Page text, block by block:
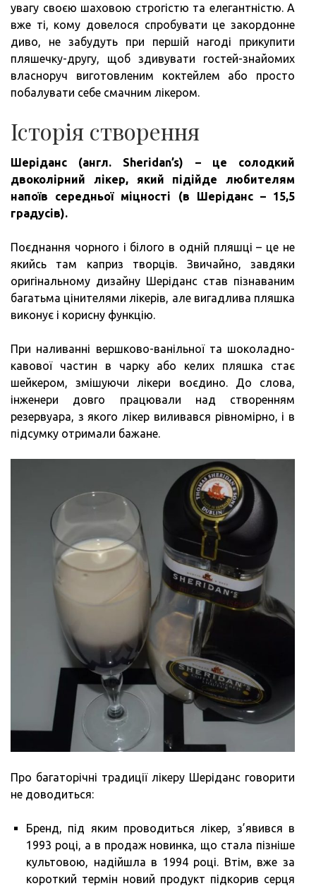
увагу своєю шаховою строгістю та елегантністю. А
вже ті, кому довелося спробувати це закордонне
диво, не забудуть при першій нагоді прикупити
пляшечку-другу, щоб здивувати гостей-знайомих
власноруч виготовленим коктейлем або просто
побалувати себе смачним лікером.
Історія створення
Шеріданс (англ. Sheridan’s) – це солодкий
двоколірний лікер, який підійде любителям
напоїв середньої міцності (в Шеріданс – 15,5
градусів).
Поєднання чорного і білого в одній пляшці – це не
якийсь там каприз творців. Звичайно, завдяки
оригінальному дизайну Шеріданс став пізнаваним
багатьма цінителями лікерів, але вигадлива пляшка
виконує і корисну функцію.
При наливанні вершково-ванільної та шоколадно-
кавової частин в чарку або келих пляшка стає
шейкером, змішуючи лікери воєдино. До слова,
інженери довго працювали над створенням
резервуара, з якого лікер виливався рівномірно, і в
підсумку отримали бажане.
Про багаторічні традиції лікеру Шеріданс говорити
не доводиться:
Бренд, під яким проводиться лікер, з’явився в
1993 році, а в продаж новинка, що стала пізніше
культовою, надійшла в 1994 році. Втім, вже за
короткий термін новий продукт підкорив серця